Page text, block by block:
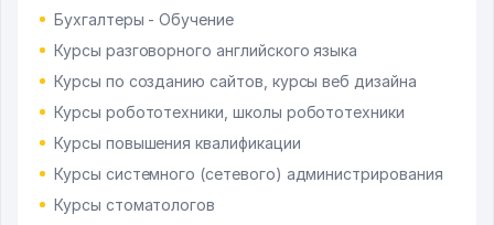
Бухгалтеры - Обучение
Курсы разговорного английского языка
Курсы по созданию сайтов, курсы веб дизайна
Курсы робототехники, школы робототехники
Курсы повышения квалификации
Курсы системного (сетевого) администрирования
Курсы стоматологов